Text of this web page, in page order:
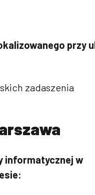
przy
zadaszenia
informatycznej w